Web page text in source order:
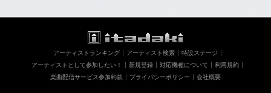
ダウンロード
ダウンロード
アーティストランキング アーティスト検索
特設ステージ
アーティストとして参加したい！
新規登録 対応機種について
利用規約
楽曲配信サービス参加約款
プライバシーポリシー 会社概要